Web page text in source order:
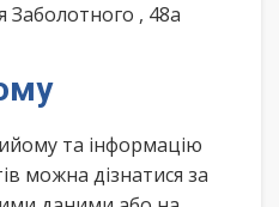
Заболотного , 48а
та інформацію
можна дізнатися за